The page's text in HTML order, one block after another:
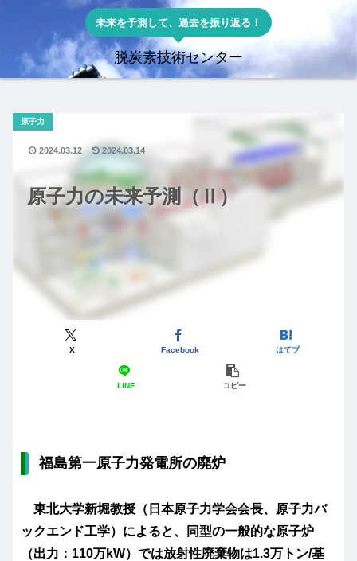
未来を予測して、過去を振り返る！
脱炭素技術センター
原子力の未来予測（Ⅱ）
原子力
X Facebook はてブ
LINE コピー
2024.03.12 2024.03.14
福島第一原子力発電所の廃炉
東北大学新堀教授（日本原子力学会会長、原子力バ
ックエンド工学）によると、同型の一般的な原子炉
（出力：110万kW）では放射性廃棄物は1.3万トン/基